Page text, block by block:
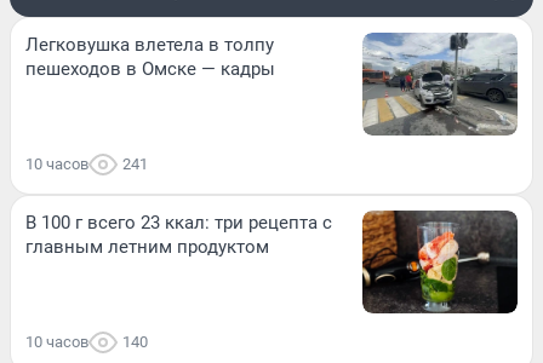
Легковушка влетела в толпу
пешеходов в Омске — кадры
10 часов 241
В 100 г всего 23 ккал: три рецепта с
главным летним продуктом
10 часов 140